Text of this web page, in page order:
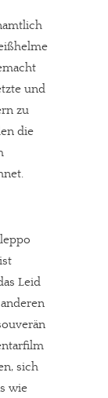
und
zu
die
Leid
sich
wie